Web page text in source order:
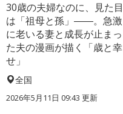
30歳の夫婦なのに、見た目
は「祖母と孫」――。急激
に老いる妻と成長が止まっ
た夫の漫画が描く「歳と幸
せ」
全国
2026年5月11日 09:43 更新